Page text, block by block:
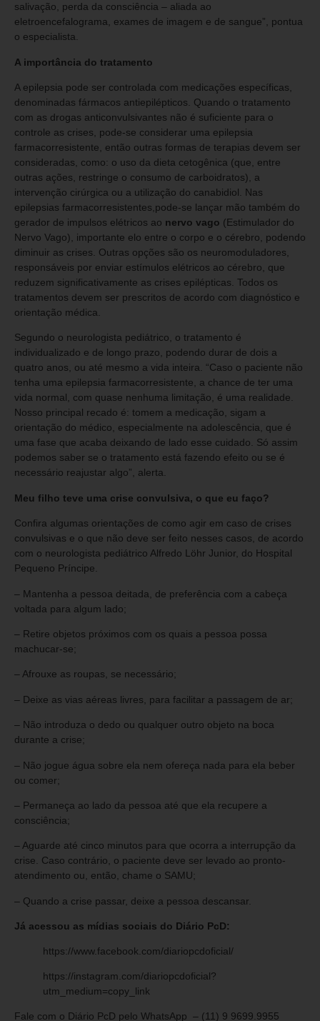
salivação, perda da consciência – aliada ao
eletroencefalograma, exames de imagem e de sangue”, pontua
o especialista.
A importância do tratamento
A epilepsia pode ser controlada com medicações específicas,
denominadas fármacos antiepilépticos. Quando o tratamento
com as drogas anticonvulsivantes não é suficiente para o
controle as crises, pode-se considerar uma epilepsia
farmacorresistente, então outras formas de terapias devem ser
consideradas, como: o uso da dieta cetogênica (que, entre
outras ações, restringe o consumo de carboidratos), a
intervenção cirúrgica ou a utilização do canabidiol. Nas
epilepsias farmacorresistentes,pode-se lançar mão também do
gerador de impulsos elétricos ao nervo vago (Estimulador do
Nervo Vago), importante elo entre o corpo e o cérebro, podendo
diminuir as crises. Outras opções são os neuromoduladores,
responsáveis por enviar estímulos elétricos ao cérebro, que
reduzem significativamente as crises epilépticas. Todos os
tratamentos devem ser prescritos de acordo com diagnóstico e
orientação médica.
Segundo o neurologista pediátrico, o tratamento é
individualizado e de longo prazo, podendo durar de dois a
quatro anos, ou até mesmo a vida inteira. “Caso o paciente não
tenha uma epilepsia farmacorresistente, a chance de ter uma
vida normal, com quase nenhuma limitação, é uma realidade.
Nosso principal recado é: tomem a medicação, sigam a
orientação do médico, especialmente na adolescência, que é
uma fase que acaba deixando de lado esse cuidado. Só assim
podemos saber se o tratamento está fazendo efeito ou se é
necessário reajustar algo”, alerta.
Meu filho teve uma crise convulsiva, o que eu faço?
Confira algumas orientações de como agir em caso de crises
convulsivas e o que não deve ser feito nesses casos, de acordo
com o neurologista pediátrico Alfredo Löhr Junior, do Hospital
Pequeno Príncipe.
– Mantenha a pessoa deitada, de preferência com a cabeça
voltada para algum lado;
– Retire objetos próximos com os quais a pessoa possa
machucar-se;
– Afrouxe as roupas, se necessário;
– Deixe as vias aéreas livres, para facilitar a passagem de ar;
– Não introduza o dedo ou qualquer outro objeto na boca
durante a crise;
– Não jogue água sobre ela nem ofereça nada para ela beber
ou comer;
– Permaneça ao lado da pessoa até que ela recupere a
consciência;
– Aguarde até cinco minutos para que ocorra a interrupção da
crise. Caso contrário, o paciente deve ser levado ao pronto-
atendimento ou, então, chame o SAMU;
– Quando a crise passar, deixe a pessoa descansar.
Já acessou as mídias sociais do Diário PcD:
https://www.facebook.com/diariopcdoficial/
https://instagram.com/diariopcdoficial?
utm_medium=copy_link
Fale com o Diário PcD pelo WhatsApp – (11) 9 9699.9955